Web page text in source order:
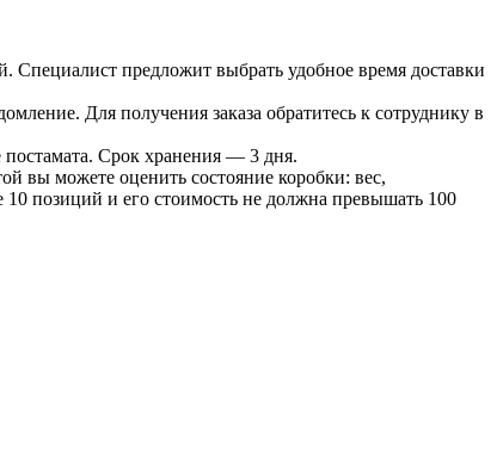
Специалист предложит выбрать удобное время доставки
Для получения заказа обратитесь к сотруднику в
постамата. Срок хранения — 3 дня.
вы можете оценить состояние коробки: вес,
10 позиций и его стоимость не должна превышать 100